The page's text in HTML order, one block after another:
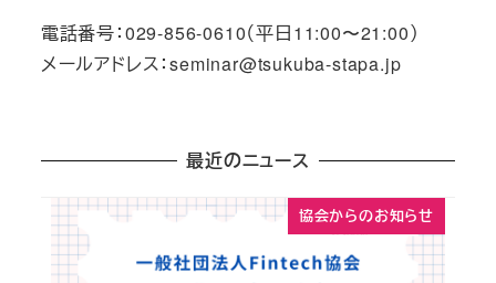
電話番号：029-856-0610（平日11:00〜21:00）
メールアドレス：seminar@tsukuba-stapa.jp
最近のニュース
協会からのお知らせ